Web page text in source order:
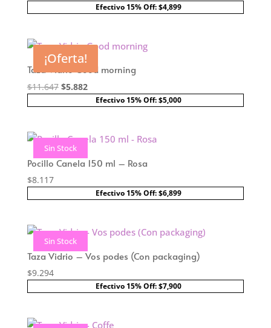
Efectivo 15% Off: $4,899
¡Oferta!
Sin Stock
Taza Vidrio Good morning
$11.647 El
$11.647.
$5.882El
precio
$5.882.
Efectivo 15% Off: $5,000
Sin Stock
Pocillo Canela 150 ml – Rosa
$8.117
Efectivo 15% Off: $6,899
Sin Stock
Taza Vidrio – Vos podes (Con packaging)
$9.294
Efectivo 15% Off: $7,900